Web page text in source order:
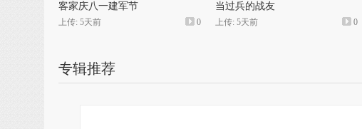
客家庆八一建军节
上传: 5天前 0
当过兵的战友
上传: 5天前 0
专辑推荐